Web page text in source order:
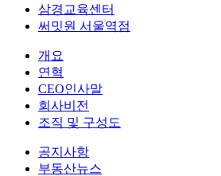
삼경교육센터
써밋원 서울역점
개요
연혁
CEO인사말
회사비전
조직 및 구성도
공지사항
부동산뉴스